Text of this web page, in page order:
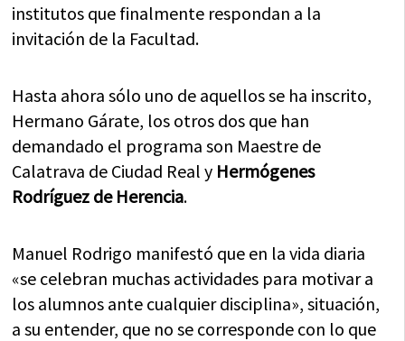
institutos que finalmente respondan a la
invitación de la Facultad.
Hasta ahora sólo uno de aquellos se ha inscrito,
Hermano Gárate, los otros dos que han
demandado el programa son Maestre de
Calatrava de Ciudad Real y Hermógenes
Rodríguez de Herencia.
Manuel Rodrigo manifestó que en la vida diaria
«se celebran muchas actividades para motivar a
los alumnos ante cualquier disciplina», situación,
a su entender, que no se corresponde con lo que